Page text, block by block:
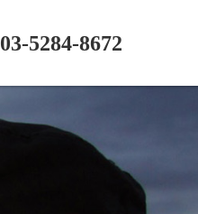
03-5284-8672